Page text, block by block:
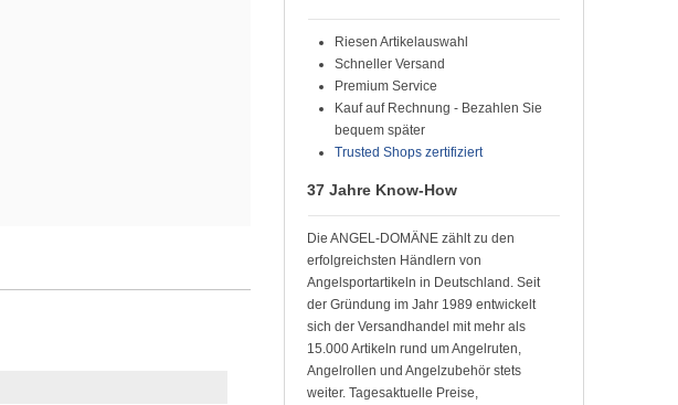
Riesen Artikelauswahl
Schneller Versand
Premium Service
Kauf auf Rechnung - Bezahlen Sie
bequem später
Trusted Shops zertifiziert
37 Jahre Know-How
Die ANGEL-DOMÄNE zählt zu den
erfolgreichsten Händlern von
Angelsportartikeln in Deutschland. Seit
der Gründung im Jahr 1989 entwickelt
sich der Versandhandel mit mehr als
15.000 Artikeln rund um Angelruten,
Angelrollen und Angelzubehör stets
weiter. Tagesaktuelle Preise,